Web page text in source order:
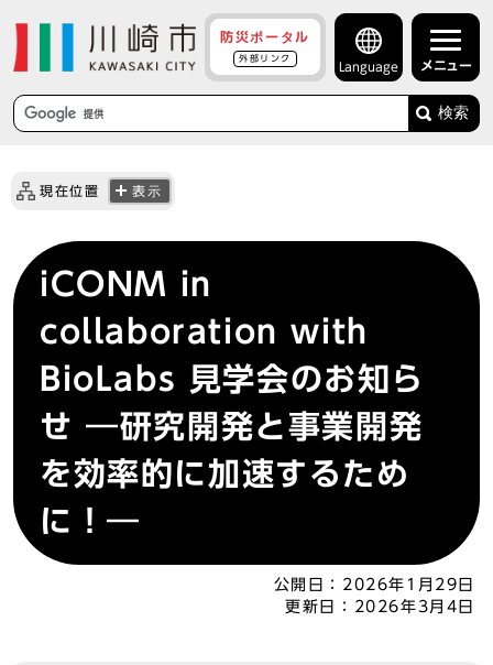
防災ポータル
外部リンク
Language メニュー
検索
現在位置 表示
iCONM in
collaboration with
BioLabs 見学会のお知ら
せ ―研究開発と事業開発
を効率的に加速するため
に！―
公開日： 2026年1月29日
更新日：
2026年3月4日